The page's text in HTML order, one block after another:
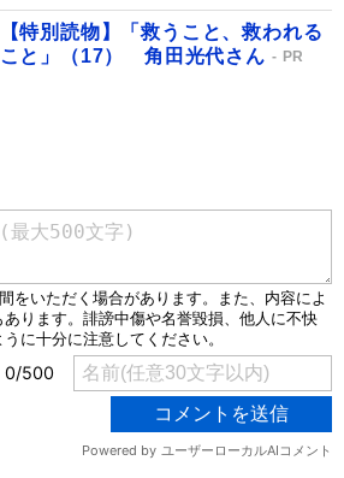
【特別読物】「救うこと、救われる
こと」（17） 角田光代さん
PR